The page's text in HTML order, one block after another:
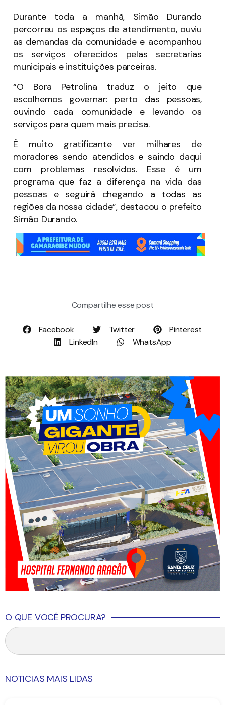
Durante toda a manhã, Simão Durando
percorreu os espaços de atendimento, ouviu
as demandas da comunidade e acompanhou
os serviços oferecidos pelas secretarias
municipais e instituições parceiras.
“O Bora Petrolina traduz o jeito que
escolhemos governar: perto das pessoas,
ouvindo cada comunidade e levando os
serviços para quem mais precisa.
É muito gratificante ver milhares de
moradores sendo atendidos e saindo daqui
com problemas resolvidos. Esse é um
programa que faz a diferença na vida das
pessoas e seguirá chegando a todas as
regiões da nossa cidade”, destacou o prefeito
Simão Durando.
Compartilhe esse post
Facebook Twitter
Pinterest
LinkedIn
WhatsApp
O QUE VOCÊ PROCURA?
NOTICIAS MAIS LIDAS